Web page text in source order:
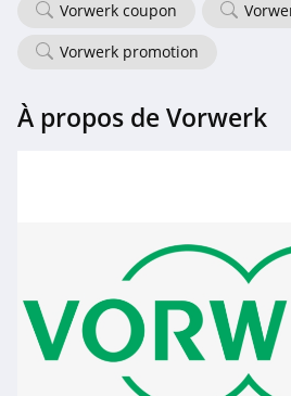
Vorwerk coupon
Vorwerk promotion
À propos de Vorwerk